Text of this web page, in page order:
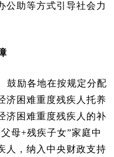
公助等方式引导社会力
励各地在按规定分配
济困难重度残疾人托养
济困难重度残疾人的补
母+残疾子女”家庭中
人，纳入中央财政支持